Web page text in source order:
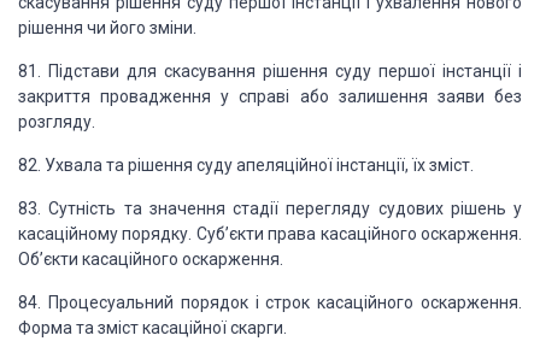
рішення чи його зміни.
81. Підстави для скасування рішення суду першої інстанції і
закриття провадження у справі або залишення заяви без
розгляду.
82. Ухвала та рішення судуапеляційної інстанції, їх зміст.
83. Сутність та значення стадії перегляду судових рішень у
касаційному порядку. Суб’єкти права касаційного оскарження.
Об’єкти касаційного оскарження.
84. Процесуальний порядокі строк касаційного оскарження.
Форма та зміст касаційної скарги.